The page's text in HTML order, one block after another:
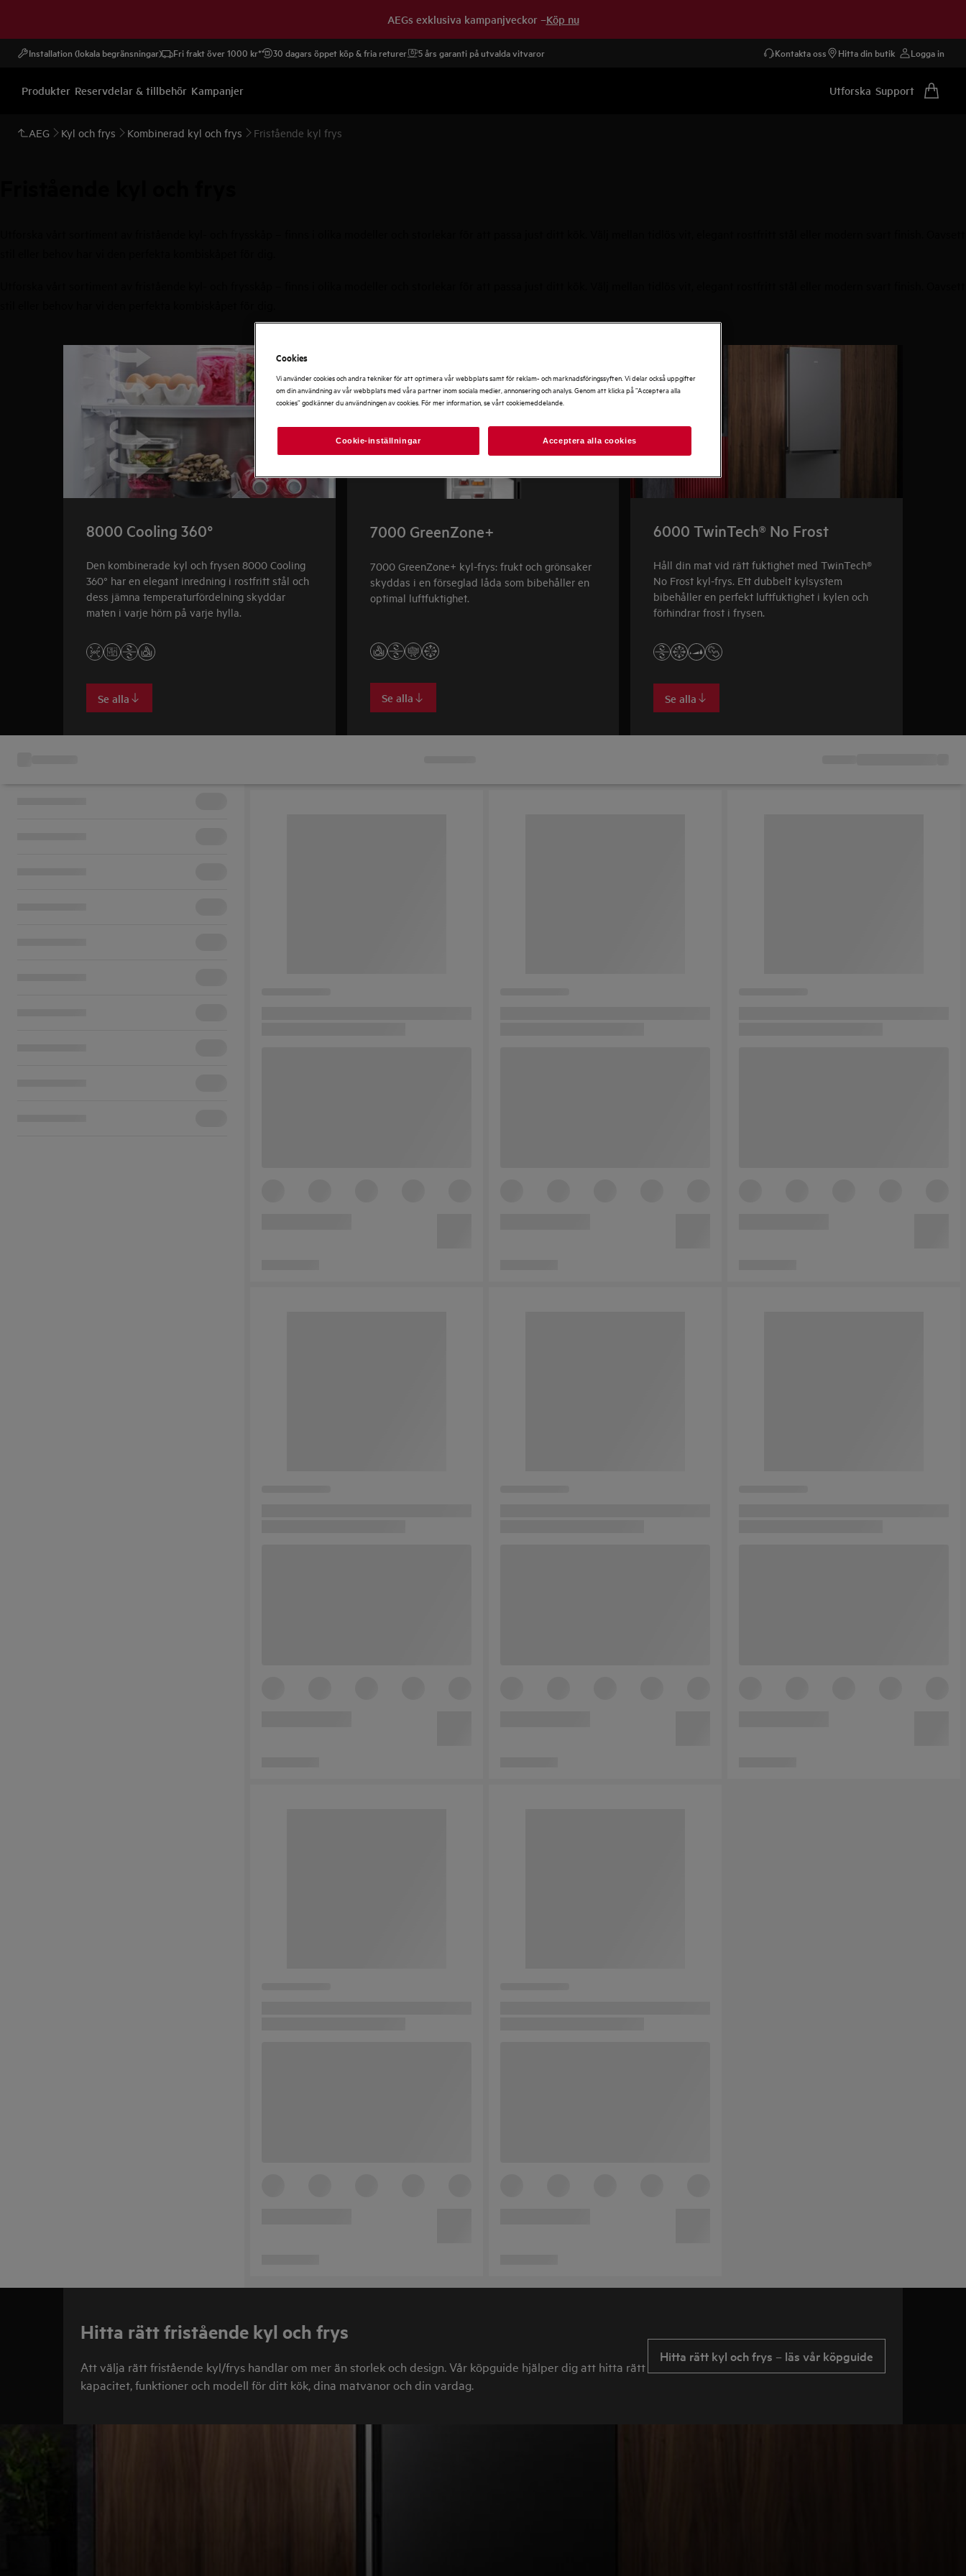
AEGs exklusiva kampanjveckor –Köp nu
Installation (lokala begränsningar) Fri frakt över 1000 kr* 30 dagars öppet köp & fria returer 5 års garanti på utvalda vitvaror Kontakta oss Hitta din butik Logga in
Produkter Reservdelar & tillbehör Kampanjer Utforska Support
AEG Kyl och frys Kombinerad kyl och frys Fristående kyl frys
8000 Cooling 360°
Den kombinerade kyl och frysen 8000 Cooling
360° har en elegant inredning i rostfritt stål och
dess jämna temperaturfördelning skyddar
maten i varje hörn på varje hylla.
Se alla
7000 GreenZone+
7000 GreenZone+ kyl-frys: frukt och grönsaker
skyddas i en förseglad låda som bibehåller en
optimal luftfuktighet.
Se alla
6000 TwinTech® No Frost
Håll din mat vid rätt fuktighet med TwinTech®
No Frost kyl-frys. Ett dubbelt kylsystem
bibehåller en perfekt luftfuktighet i kylen och
förhindrar frost i frysen.
Se alla
Hitta rätt fristående kyl och frys
Att välja rätt fristående kyl/frys handlar om mer än storlek och design. Vår köpguide hjälper dig att hitta rätt
kapacitet, funktioner och modell för ditt kök, dina matvanor och din vardag.
Hitta rätt kyl och frys – läs vår köpguide
Cookies
Vi använder cookies och andra tekniker för att optimera vår webbplats samt för reklam- och marknadsföringssyften. Vi delar också uppgifter
om din användning av vår webbplats med våra partner inom sociala medier, annonsering och analys. Genom att klicka på ”Acceptera alla
cookies” godkänner du användningen av cookies. För mer information, se vårt cookiemeddelande.
Cookie-inställningar Acceptera alla cookies